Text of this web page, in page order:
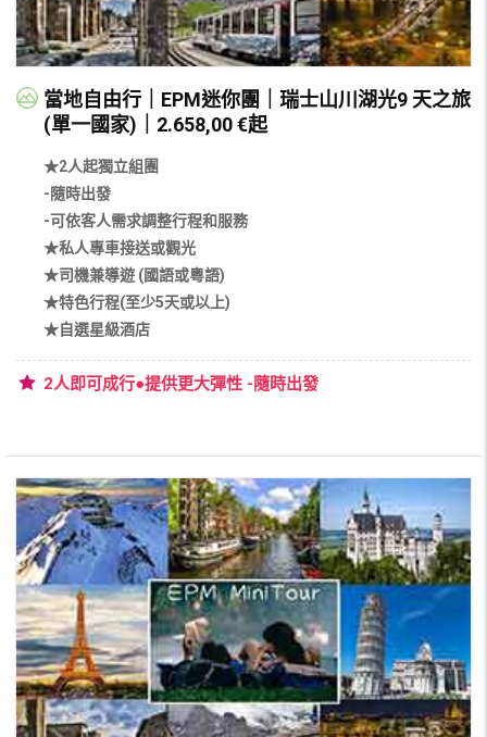
當地自由行｜EPM迷你團｜瑞士山川湖光9 天之旅
(單一國家)｜2.658,00 €起
★2人起獨立組團
-隨時出發
-可依客人需求調整行程和服務
★私人專車接送或觀光
★司機兼導遊 (國語或粵語)
★特色行程(至少5天或以上)
★自選星級酒店
2人即可成行●提供更大彈性 -隨時出發